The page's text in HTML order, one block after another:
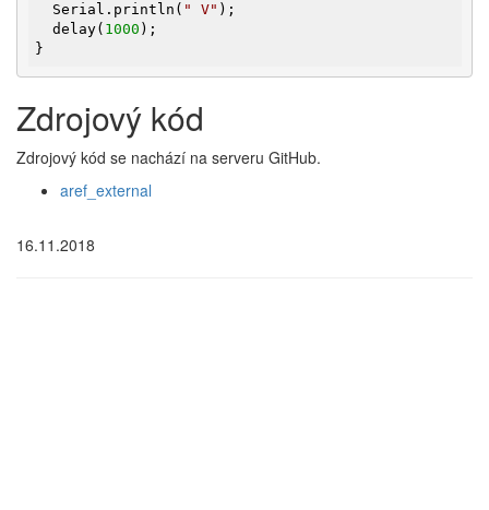
  Serial.println(
" V" );
  delay(
1000 );
}
Zdrojový kód
Zdrojový kód se nachází na serveru GitHub.
aref_external
16.11.2018